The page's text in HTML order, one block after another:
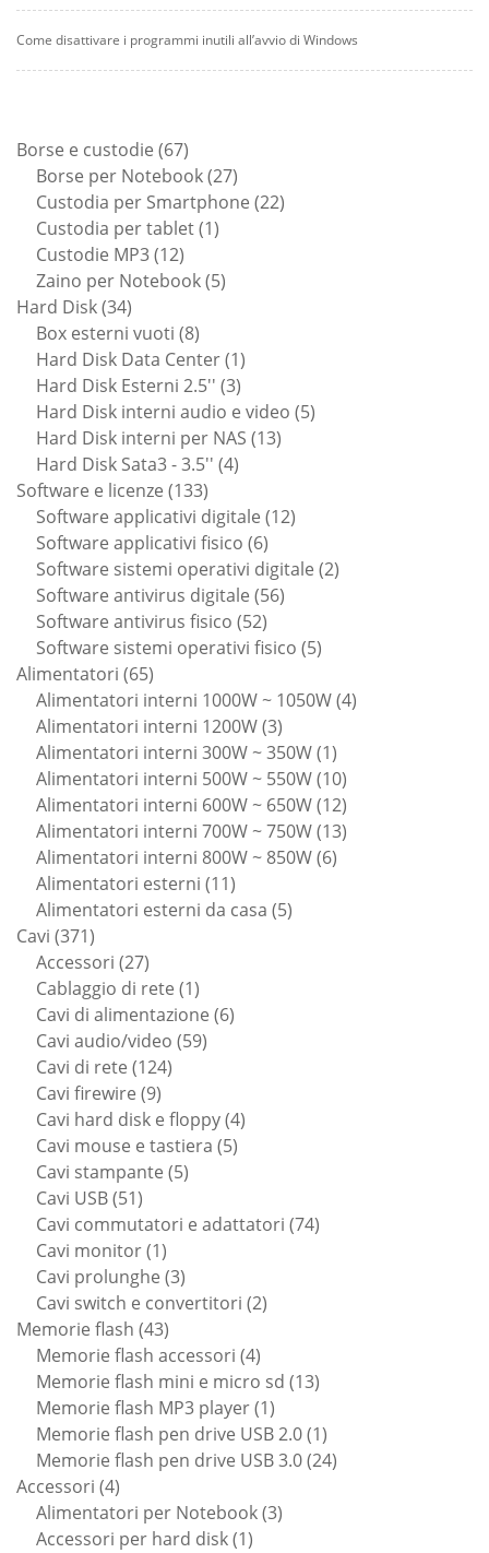
Come disattivare i programmi inutili all’avvio di Windows
Borse e custodie 6767
prodotti
Borse per Notebook 2727
prodotti
Custodia per Smartphone 2222
Custodia per tablet 11
Custodie MP3 1212
prodotti
Zaino per Notebook 55
Hard Disk 3434
prodotti
Box esterni vuoti 88
prodotti
Hard Disk Data Center 11
prodotto
Hard Disk Esterni 2.5'' 33
prodotti
Hard Disk interni audio e video 55
Hard Disk interni per NAS 1313
Hard Disk Sata3 - 3.5'' 44
Software e licenze 133133
prodotti
Software applicativi digitale 1212
Software applicativi fisico 66
prodotti
Software sistemi operativi digitale 22
Software antivirus digitale 5656
Software antivirus fisico 5252
prodotti
Software sistemi operativi fisico 55
Alimentatori 6565
prodotti
Alimentatori interni 1000W ~ 1050W 44
Alimentatori interni 1200W 33
prodotti
Alimentatori interni 300W ~ 350W 11
prodotto
Alimentatori interni 500W ~ 550W 1010
prodotti
Alimentatori interni 600W ~ 650W 1212
prodotti
Alimentatori interni 700W ~ 750W 1313
Alimentatori interni 800W ~ 850W 66
Alimentatori esterni 1111
prodotti
Alimentatori esterni da casa 55
Cavi 371371
prodotti
Accessori 2727
prodotti
Cablaggio di rete 11
prodotto
Cavi di alimentazione 66
Cavi audio/video 5959
Cavi di rete 124124
Cavi firewire 99
prodotti
Cavi hard disk e floppy 44
Cavi mouse e tastiera 55
Cavi stampante 55
Cavi USB 5151
prodotti
Cavi commutatori e adattatori 7474
Cavi monitor 11
prodotto
Cavi prolunghe 33
prodotti
Cavi switch e convertitori 22
Memorie flash 4343
prodotti
Memorie flash accessori 44
prodotti
Memorie flash mini e micro sd 1313
Memorie flash MP3 player 11
prodotto
Memorie flash pen drive USB 2.0 11
prodotto
Memorie flash pen drive USB 3.0 2424
Accessori 44
prodotti
Alimentatori per Notebook 33
Accessori per hard disk 11